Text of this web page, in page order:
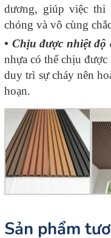
dương, giúp việc thi
chóng và vô cùng
• Chịu được nhiệt độ
nhựa có thể chịu
duy trì sự cháy nên
hoạn.
Sản phẩm